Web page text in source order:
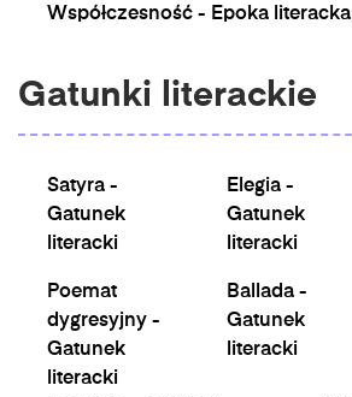
Współczesność - Epoka literacka
Gatunki literackie
Satyra -
Gatunek
literacki
Poemat
dygresyjny -
Gatunek
literacki
Elegia -
Gatunek
literacki
Ballada -
Gatunek
literacki